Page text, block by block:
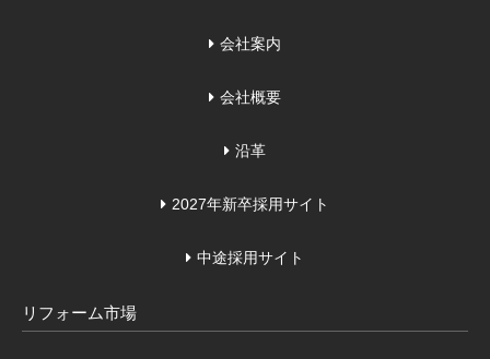
会社案内
会社概要
沿革
2027年新卒採用サイト
中途採用サイト
リフォーム市場